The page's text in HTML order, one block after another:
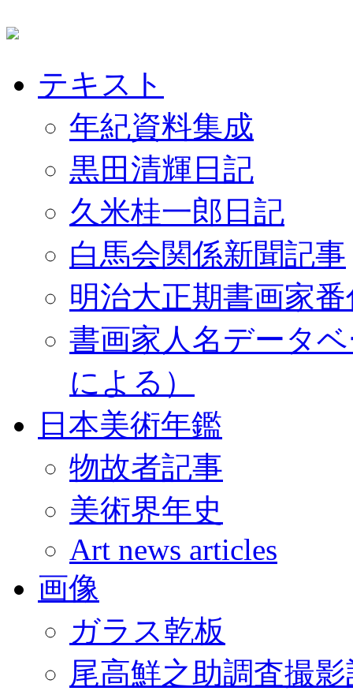
テキスト
年紀資料集成
黒田清輝日記
久米桂一郎日記
白馬会関係新聞記事
明治大正期書画家
書画家人名データ
による）
日本美術年鑑
物故者記事
美術界年史
Art news articles
画像
ガラス乾板
尾高鮮之助調査撮